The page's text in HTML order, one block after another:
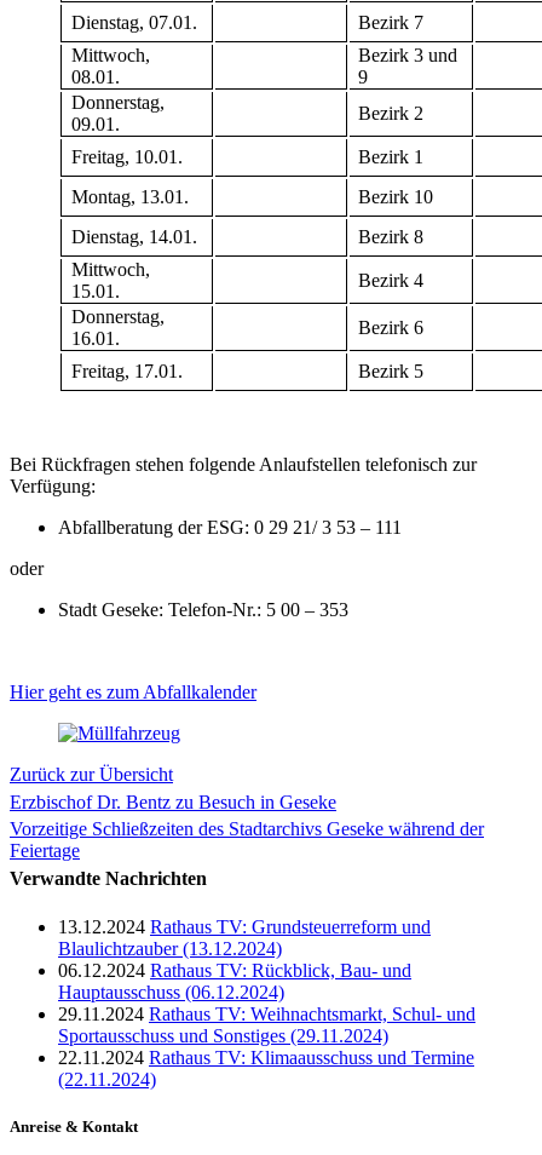
Dienstag, 07.01.
Bezirk 7
Mittwoch,
08.01.
Bezirk 3 und
9
Donnerstag,
09.01.
Bezirk 2
Freitag, 10.01.
Bezirk 1
Montag, 13.01.
Bezirk 10
Dienstag, 14.01.
Bezirk 8
Mittwoch,
15.01.
Bezirk 4
Donnerstag,
16.01.
Bezirk 6
Freitag, 17.01. Bezirk 5
Bei Rückfragen stehen folgende Anlaufstellen telefonisch zur
Verfügung:
Abfallberatung der ESG: 0 29 21/ 3 53 – 111
oder
Stadt Geseke: Telefon-Nr.: 5 00 – 353
Hier geht es zum Abfallkalender
Zurück zur Übersicht
Erzbischof Dr. Bentz zu Besuch in Geseke
Vorzeitige Schließzeiten des Stadtarchivs Geseke während der
Feiertage
Verwandte Nachrichten
13.12.2024 Rathaus TV: Grundsteuerreform und
Blaulichtzauber (13.12.2024)
06.12.2024 Rathaus TV: Rückblick, Bau- und
Hauptausschuss (06.12.2024)
29.11.2024 Rathaus TV: Weihnachtsmarkt, Schul- und
Sportausschuss und Sonstiges (29.11.2024)
22.11.2024 Rathaus TV: Klimaausschuss und Termine
(22.11.2024)
Anreise & Kontakt